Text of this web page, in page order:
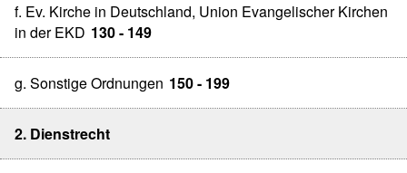
f. Ev. Kirche in Deutschland, Union Evangelischer Kirchen
in der EKD 130 - 149
g. Sonstige Ordnungen 150 - 199
2. Dienstrecht